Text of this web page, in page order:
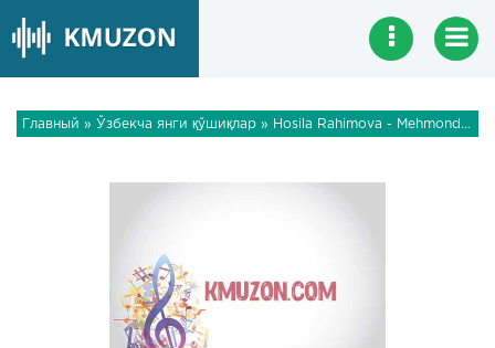
Главный » Ўзбекча янги қўшиқлар » Hosila Rahimova - Mehmondur